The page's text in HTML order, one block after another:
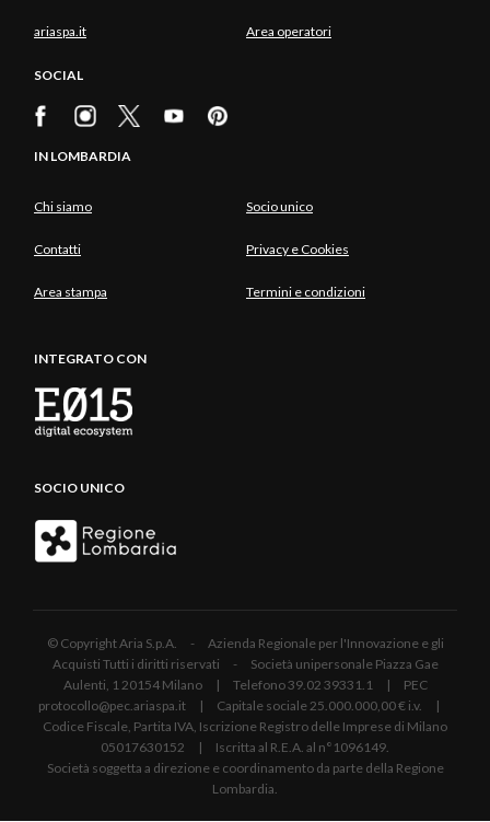
ariaspa.it Area operatori
SOCIAL
IN LOMBARDIA
Chi siamo Socio unico
Contatti Privacy e Cookies
Area stampa Termini e condizioni
INTEGRATO CON
SOCIO UNICO
© Copyright Aria S.p.A. - Azienda Regionale per l'Innovazione e gli
Acquisti Tutti i diritti riservati - Società unipersonale Piazza Gae
Aulenti, 1 20154 Milano | Telefono 39.02 39331.1 | PEC
protocollo@pec.ariaspa.it | Capitale sociale 25.000.000,00 € i.v. |
Codice Fiscale, Partita IVA, Iscrizione Registro delle Imprese di Milano
05017630152 | Iscritta al R.E.A. al n°1096149.
Società soggetta a direzione e coordinamento da parte della Regione
Lombardia.